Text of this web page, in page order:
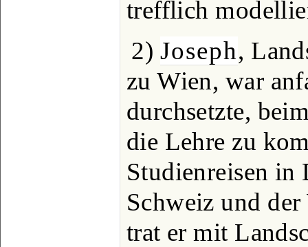
trefflich
2) Joseph,
zu Wien, war
durchsetzte,
die Lehre zu
Studienreisen in
Schweiz und
trat er mit